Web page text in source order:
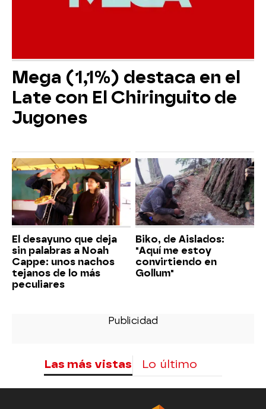
Mega (1,1%) destaca en el
Late con El Chiringuito de
Jugones
El desayuno que deja
sin palabras a Noah
Cappe: unos nachos
tejanos de lo más
peculiares
Biko, de Aislados:
"Aquí me estoy
convirtiendo en
Gollum"
Las más vistas Lo último